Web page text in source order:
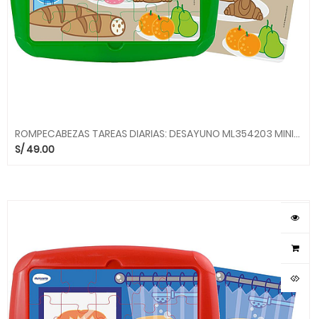
ROMPECABEZAS TAREAS DIARIAS: DESAYUNO ML354203 MINILAND
S/ 49.00